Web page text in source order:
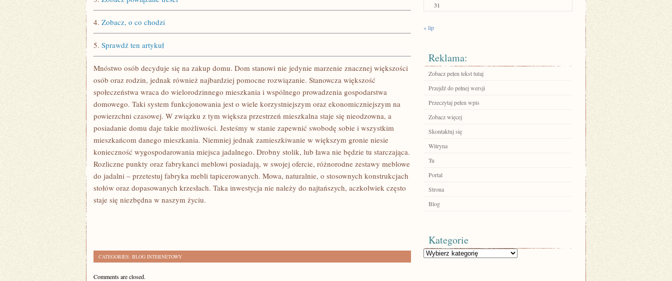
4. Zobacz, o co chodzi
5. Sprawdź ten artykuł
Mnóstwo osób decyduje się na zakup domu. Dom stanowi nie jedynie marzenie znacznej większości
osób oraz rodzin, jednak również najbardziej pomocne rozwiązanie. Stanowcza większość
społeczeństwa wraca do wielorodzinnego mieszkania i wspólnego prowadzenia gospodarstwa
domowego. Taki system funkcjonowania jest o wiele korzystniejszym oraz ekonomiczniejszym na
powierzchni czasowej. W związku z tym większa przestrzeń mieszkalna staje się nieodzowna, a
posiadanie domu daje takie możliwości. Jesteśmy w stanie zapewnić swobodę sobie i wszystkim
mieszkańcom danego mieszkania. Niemniej jednak zamieszkiwanie w większym gronie niesie
konieczność wygospodarowania miejsca jadalnego. Drobny stolik, lub ława nie będzie tu starczająca.
Rozliczne punkty oraz fabrykanci meblowi posiadają, w swojej ofercie, różnorodne zestawy meblowe
do jadalni – przetestuj fabryka mebli tapicerowanych. Mowa, naturalnie, o stosownych konstrukcjach
stołów oraz dopasowanych krzesłach. Taka inwestycja nie należy do najtańszych, aczkolwiek często
staje się niezbędna w naszym życiu.
CATEGORIES: BLOG INTERNETOWY
Comments are closed.
31
« lip
Reklama:
Zobacz pełen tekst tutaj
Przejdź do pełnej wersji
Przeczytaj pełen wpis
Zobacz więcej
Skontaktuj się
Witryna
Tu
Portal
Strona
Blog
Kategorie
Kategorie